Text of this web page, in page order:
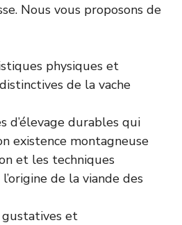
Nous vous proposons de
physiques et
de la vache
d’élevage durables qui
existence montagneuse
et les techniques
de la viande des
et